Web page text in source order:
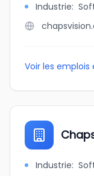
Industrie:
Voir les emplois
Industrie: